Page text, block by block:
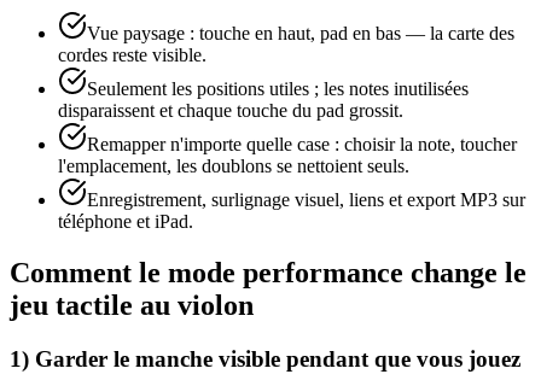
Vue paysage : touche en haut, pad en bas — la carte des
cordes reste visible.
Seulement les positions utiles ; les notes inutilisées
disparaissent et chaque touche du pad grossit.
Remapper n'importe quelle case : choisir la note, toucher
l'emplacement, les doublons se nettoient seuls.
Enregistrement, surlignage visuel, liens et export MP3 sur
téléphone et iPad.
Comment le mode performance change le
jeu tactile au violon
1) Garder le manche visible pendant que vous jouez